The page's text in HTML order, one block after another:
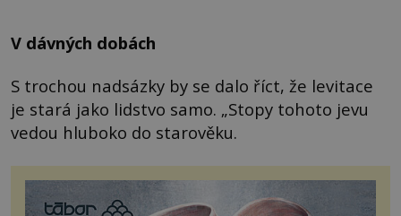
V dávných dobách
S trochou nadsázky by se dalo říct, že levitace
je stará jako lidstvo samo. „Stopy tohoto jevu
vedou hluboko do starověku.